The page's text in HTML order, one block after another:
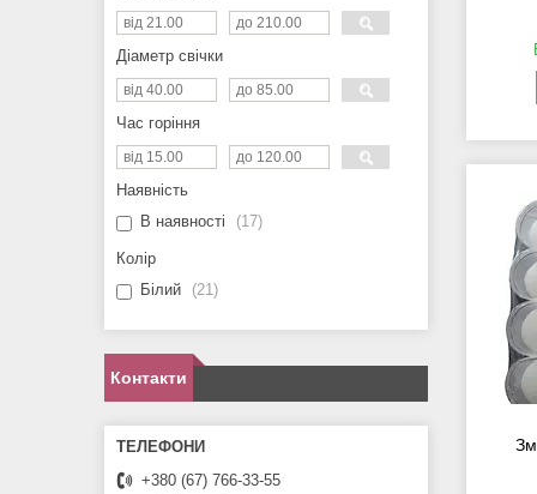
Діаметр свічки
Час горіння
Наявність
В наявності
17
Колір
Білий
21
Контакти
+380 (67) 766-33-55